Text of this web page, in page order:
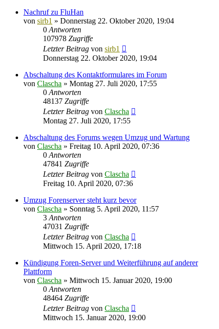
Nachruf zu FluHan
von sirb1 » Donnerstag 22. Oktober 2020, 19:04
0 Antworten
107978 Zugriffe
Letzter Beitrag von sirb1
Donnerstag 22. Oktober 2020, 19:04
Abschaltung des Kontaktformulares im Forum
von Clascha » Montag 27. Juli 2020, 17:55
0 Antworten
48137 Zugriffe
Letzter Beitrag von Clascha
Montag 27. Juli 2020, 17:55
Abschaltung des Forums wegen Umzug und Wartung
von Clascha » Freitag 10. April 2020, 07:36
0 Antworten
47841 Zugriffe
Letzter Beitrag von Clascha
Freitag 10. April 2020, 07:36
Umzug Forenserver steht kurz bevor
von Clascha » Sonntag 5. April 2020, 11:57
3 Antworten
47031 Zugriffe
Letzter Beitrag von Clascha
Mittwoch 15. April 2020, 17:18
Kündigung Foren-Server und Weiterführung auf anderer
Plattform
von Clascha » Mittwoch 15. Januar 2020, 19:00
0 Antworten
48464 Zugriffe
Letzter Beitrag von Clascha
Mittwoch 15. Januar 2020, 19:00